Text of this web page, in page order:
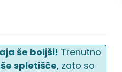
še boljši! Trenutno
spletišče, zato so